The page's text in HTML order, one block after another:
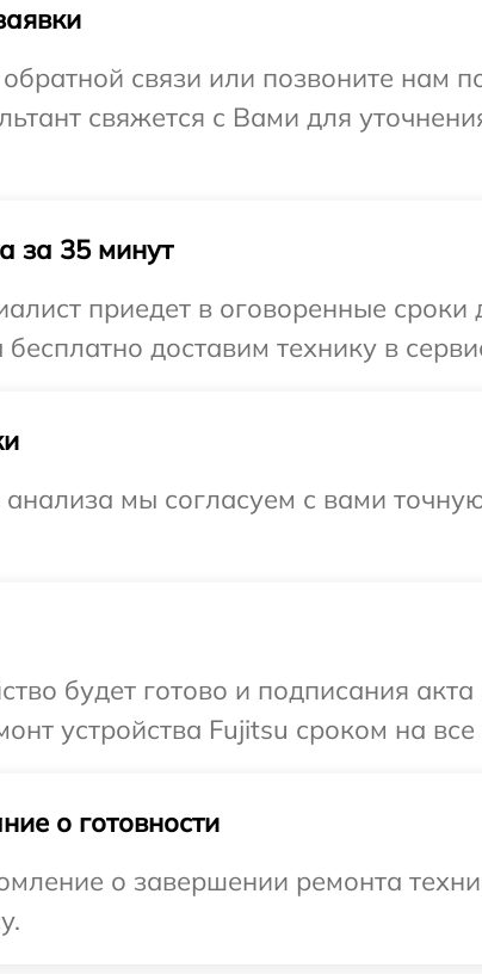
связи или позвоните нам
свяжется с Вами для
за 35 минут
приедет в оговоренные
доставим технику в
мы согласуем с вами
будет готово и подписания
устройства Fujitsu сроком на
о готовности
о завершении ремонта